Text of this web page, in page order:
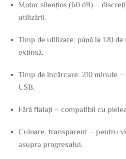
Motor silențios (60 dB) –
utilizării.
Timp de utilizare: până la 120
extinsă.
Timp de încărcare: 210 minute
USB.
Fără ftalați – compatibil cu
Culoare: transparent – pentru
asupra progresului.